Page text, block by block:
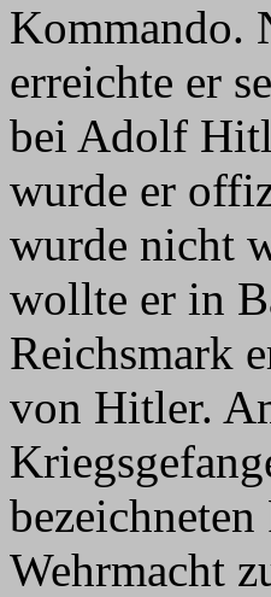
Kommando.
erreichte er
bei Adolf
wurde er
wurde nicht
wollte er in
Reichsmark
von Hitler.
Wehrmacht